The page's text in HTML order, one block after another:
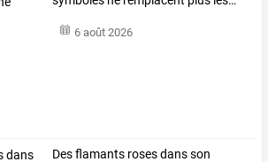
6 août 2026
Des flamants roses dans son